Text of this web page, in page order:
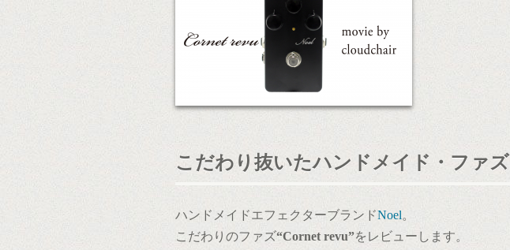
こだわり抜いたハンドメイド・ファズ
ハンドメイドエフェクターブランドNoel。
こだわりのファズ“Cornet revu”をレビューします。